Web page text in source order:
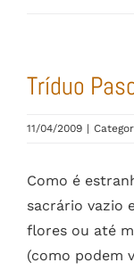
Tríduo
11/04/2009 |
Como é
sacrário vazio
flores ou até
(como podem